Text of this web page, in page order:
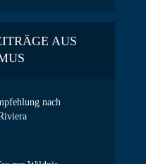
AUS
nach